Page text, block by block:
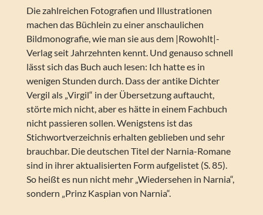
Die zahlreichen Fotografien und Illustrationen
machen das Büchlein zu einer anschaulichen
Bildmonografie, wie man sie aus dem |Rowohlt|-
Verlag seit Jahrzehnten kennt. Und genauso schnell
lässt sich das Buch auch lesen: Ich hatte es in
wenigen Stunden durch. Dass der antike Dichter
Vergil als „Virgil“ in der Übersetzung auftaucht,
störte mich nicht, aber es hätte in einem Fachbuch
nicht passieren sollen. Wenigstens ist das
Stichwortverzeichnis erhalten geblieben und sehr
brauchbar. Die deutschen Titel der Narnia-Romane
sind in ihrer aktualisierten Form aufgelistet (S. 85).
So heißt es nun nicht mehr „Wiedersehen in Narnia“,
sondern „Prinz Kaspian von Narnia“.